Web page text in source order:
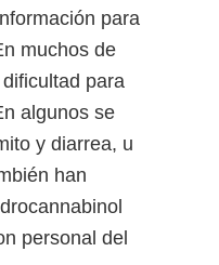
para
muchos de
para
algunos se
y diarrea, u
han
personal del